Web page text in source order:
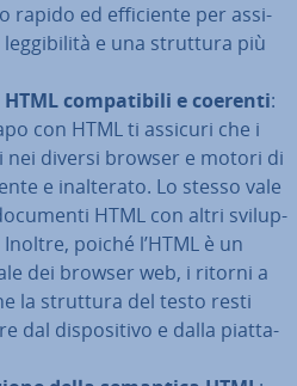
rapido ed ef­fi­cien­te per as­si­
e una struttura più
com­pa­ti­bi­li e coerenti:
con HTML ti assicuri che i
nei diversi browser e motori di
e inal­te­ra­to. Lo stesso vale
HTML con altri svi­lup­
poiché l’HTML è un
dei browser web, i ritorni a
la struttura del testo resti
dal di­spo­si­ti­vo e dalla piat­ta­